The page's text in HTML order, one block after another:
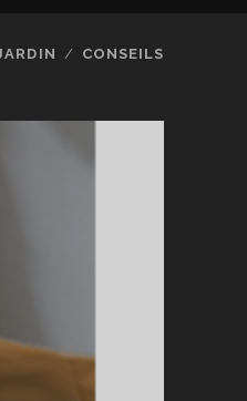
CONSEILS